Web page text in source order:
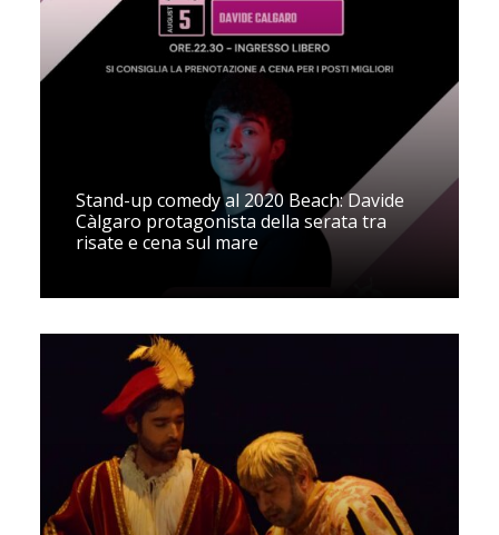
Stand-up comedy al 2020 Beach: Davide
Càlgaro protagonista della serata tra
risate e cena sul mare